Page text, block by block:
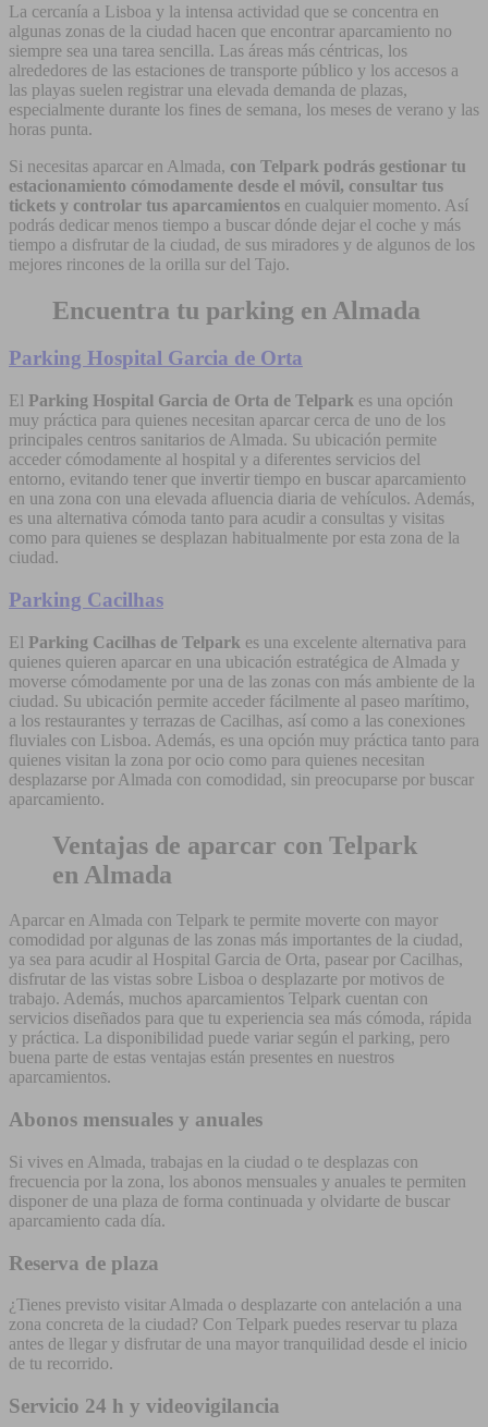
La cercanía a Lisboa y la intensa actividad que se concentra en
algunas zonas de la ciudad hacen que encontrar aparcamiento no
siempre sea una tarea sencilla. Las áreas más céntricas, los
alrededores de las estaciones de transporte público y los accesos a
las playas suelen registrar una elevada demanda de plazas,
especialmente durante los fines de semana, los meses de verano y las
horas punta.
Si necesitas aparcar en Almada, con Telpark podrás gestionar tu
estacionamiento cómodamente desde el móvil, consultar tus
tickets y controlar tus aparcamientos en cualquier momento. Así
podrás dedicar menos tiempo a buscar dónde dejar el coche y más
tiempo a disfrutar de la ciudad, de sus miradores y de algunos de los
mejores rincones de la orilla sur del Tajo.
Encuentra tu parking en Almada
Parking Hospital Garcia de Orta
El Parking Hospital Garcia de Orta de Telpark es una opción
muy práctica para quienes necesitan aparcar cerca de uno de los
principales centros sanitarios de Almada. Su ubicación permite
acceder cómodamente al hospital y a diferentes servicios del
entorno, evitando tener que invertir tiempo en buscar aparcamiento
en una zona con una elevada afluencia diaria de vehículos. Además,
es una alternativa cómoda tanto para acudir a consultas y visitas
como para quienes se desplazan habitualmente por esta zona de la
ciudad.
Parking Cacilhas
El Parking Cacilhas de Telpark es una excelente alternativa para
quienes quieren aparcar en una ubicación estratégica de Almada y
moverse cómodamente por una de las zonas con más ambiente de la
ciudad. Su ubicación permite acceder fácilmente al paseo marítimo,
a los restaurantes y terrazas de Cacilhas, así como a las conexiones
fluviales con Lisboa. Además, es una opción muy práctica tanto para
quienes visitan la zona por ocio como para quienes necesitan
desplazarse por Almada con comodidad, sin preocuparse por buscar
aparcamiento.
Ventajas de aparcar con Telpark
en Almada
Aparcar en Almada con Telpark te permite moverte con mayor
comodidad por algunas de las zonas más importantes de la ciudad,
ya sea para acudir al Hospital Garcia de Orta, pasear por Cacilhas,
disfrutar de las vistas sobre Lisboa o desplazarte por motivos de
trabajo. Además, muchos aparcamientos Telpark cuentan con
servicios diseñados para que tu experiencia sea más cómoda, rápida
y práctica. La disponibilidad puede variar según el parking, pero
buena parte de estas ventajas están presentes en nuestros
aparcamientos.
Abonos mensuales y anuales
Si vives en Almada, trabajas en la ciudad o te desplazas con
frecuencia por la zona, los abonos mensuales y anuales te permiten
disponer de una plaza de forma continuada y olvidarte de buscar
aparcamiento cada día.
Reserva de plaza
¿Tienes previsto visitar Almada o desplazarte con antelación a una
zona concreta de la ciudad? Con Telpark puedes reservar tu plaza
antes de llegar y disfrutar de una mayor tranquilidad desde el inicio
de tu recorrido.
Servicio 24 h y videovigilancia